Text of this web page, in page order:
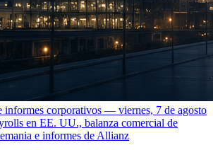
informes corporativos — viernes, 7 de agosto
en EE. UU., balanza comercial de
e informes de Allianz